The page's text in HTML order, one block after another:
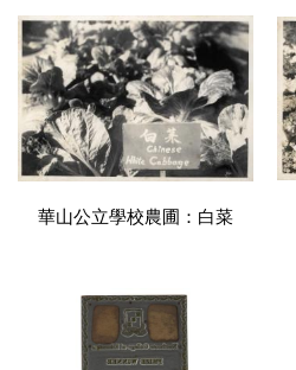
華山公立學校農圃：白菜